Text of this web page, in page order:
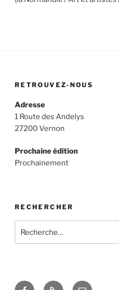
RETROUVEZ-NOUS
Adresse
1 Route des Andelys
27200 Vernon
Prochaine édition
Prochainement
RECHERCHER
pour
FacebookTwitter E-